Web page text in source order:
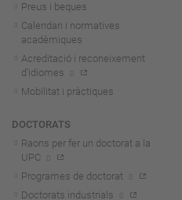
Preus i beques
Calendari i normatives
acadèmiques
Acreditació i reconeixement
d'idiomes
Mobilitat i pràctiques
DOCTORATS
Raons per fer un doctorat a la
UPC
Programes de doctorat
Doctorats industrials